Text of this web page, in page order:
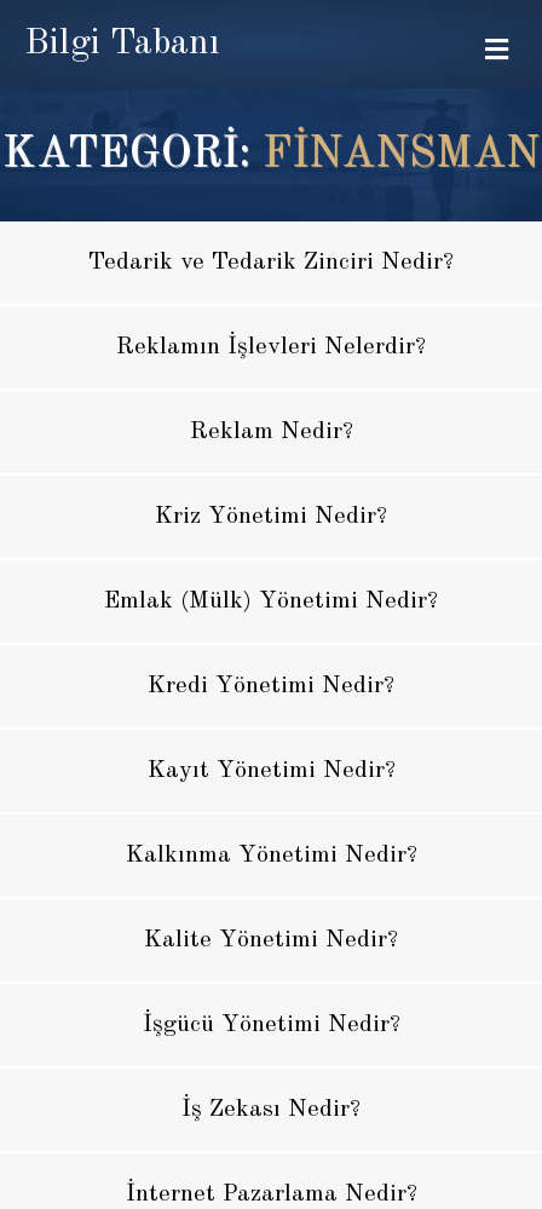
Bilgi Tabanı
KATEGORİ: FINANSMAN
Tedarik ve Tedarik Zinciri Nedir?
Reklamın İşlevleri Nelerdir?
Reklam Nedir?
Kriz Yönetimi Nedir?
Emlak (Mülk) Yönetimi Nedir?
Kredi Yönetimi Nedir?
Kayıt Yönetimi Nedir?
Kalkınma Yönetimi Nedir?
Kalite Yönetimi Nedir?
İşgücü Yönetimi Nedir?
İş Zekası Nedir?
İnternet Pazarlama Nedir?